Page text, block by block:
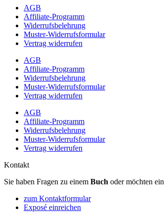
AGB
Affiliate-Programm
Widerrufsbelehrung
Muster-Widerrufsformular
Vertrag widerrufen
AGB
Affiliate-Programm
Widerrufsbelehrung
Muster-Widerrufsformular
Vertrag widerrufen
AGB
Affiliate-Programm
Widerrufsbelehrung
Muster-Widerrufsformular
Vertrag widerrufen
Kontakt
Sie haben Fragen zu einem Buch oder möchten ein
zum Kontaktformular
Exposé einreichen